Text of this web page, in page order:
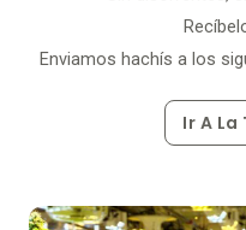
Enviamos hachís a los
Ir A